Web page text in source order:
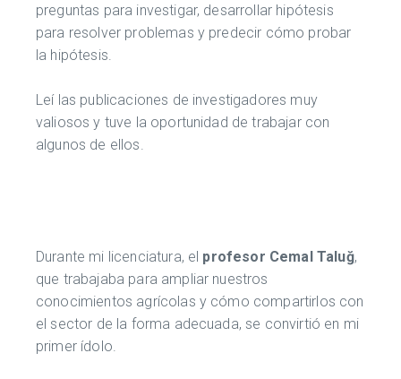
preguntas para investigar, desarrollar hipótesis
para resolver problemas y predecir cómo probar
la hipótesis.
Leí las publicaciones de investigadores muy
valiosos y tuve la oportunidad de trabajar con
algunos de ellos.
Durante mi licenciatura, el profesor Cemal Taluğ,
que trabajaba para ampliar nuestros
conocimientos agrícolas y cómo compartirlos con
el sector de la forma adecuada, se convirtió en mi
primer ídolo.